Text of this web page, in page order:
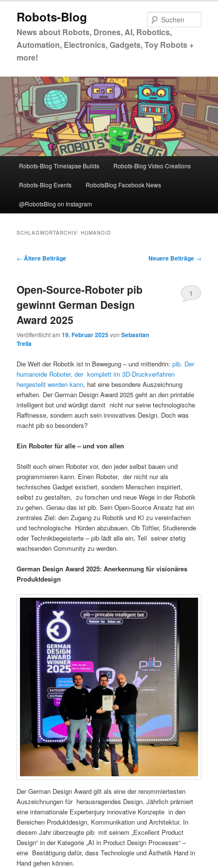
primären
springen
sekundären
springen
Robots-Blog
News about Robots, Drones, AI, Robotics,
Automation, Electronics, Gadgets, Toy Robots +
more!
Robots-Blog Timelapse Builds Robots-Blog Video Creations
Robots-Blog Events RobotsBlog Facebook News
@RobotsBlog on Instagram
SCHLAGWORTARCHIV:HUMANOID
Beitragsnavigation
← Ältere Beiträge Neuere Beiträge →
Open-Source-Roboter pib
gewinnt German Design
Award 2025
Veröffentlicht am19. Februar 2025vonSebastian
Trella
1
Die Welt der Robotik ist in Bewegung – und mittendrin:pib. Der
humanoide Roboter, der komplett im 3D-Druckverfahren
hergestellt werden kann, hat eine besondere Auszeichnung
erhalten. Der German Design Award 2025 geht an den printable
intelligent bot und würdigt damit nicht nur seine technologische
Raffinesse, sondern auch sein innovatives Design. Doch was
macht pib so besonders?
Ein Roboter für alle – und von allen
Stellt euch einen Roboter vor, den jeder selbst bauen und
programmieren kann. Einen Roboter, der nicht nur als
technisches Gadget existiert, sondern Menschen inspiriert,
selbst zu gestalten, zu forschen und neue Wege in der Robotik
zu gehen. Genau das ist pib. Sein Open-Source Ansatz hat ein
zentrales Ziel: den Zugang zu Robotik und KI zu vereinfachen
und technologische Hürden abzubauen. Ob Tüftler, Studierende
oder Technikbegeisterte – pib lädt alle ein, Teil seiner stetig
wachsenden Community zu werden.
German Design Award 2025: Anerkennung für visionäres
Produktdesign
Der German Design Award gilt als eine der renommiertesten
Auszeichnungen für herausragendes Design. Jährlich prämiert
eine internationale Expertenjury innovative Konzepte in den
Bereichen Produktdesign, Kommunikation und Architektur. In
diesem Jahr überzeugte pib mit seinem „Excellent Product
Design“ in der Kategorie „AI in Product Design Processes“ –
eine Bestätigung dafür, dass Technologie und Ästhetik Hand in
Hand gehen können.